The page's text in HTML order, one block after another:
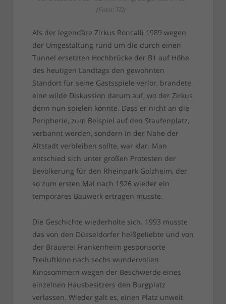
(Foto: TD)
Als der legendäre Zirkus Roncalli 1989 wegen
der Umgestaltung rund um die durch einen
Tunnel ersetzten Hochbrücke der B1 auf Höhe
des heutigen Landtags den gewohnten
Standort für seine Gastsspiele verlor, brandete
eine wilde Diskussion darum auf, wo der Zirkus
denn nun spielen könnte. Dass er nicht an die
Peripherie, zum Beispiel auf den Staufenplatz,
verbannt werden, sondern in der Nähe der
Altstadt verbleiben sollte, war klar. Man
entschied sich unter großen Protesten der
Bevölkerung für den Rheinpark Golzheim, der
so zum ersten Mal nach 1926 wieder ein
temporäres Bauwerk ertragen musste.
Die Geschichte wiederholte sich. 1993 musste
das von den Düsseldorfer heißgeliebte und von
der Brauerei Frankenheim gesponsorte
Freiluftkino nach sechs wundervollen
Kinosommern wegen der Beschwerde eines
einzelnen Hausbesitzers den Burgplatz
verlassen. Wieder galt es, einen Platz unweit